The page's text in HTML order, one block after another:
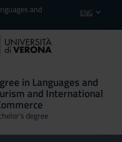
and
ENG
in Languages and
and International
degree